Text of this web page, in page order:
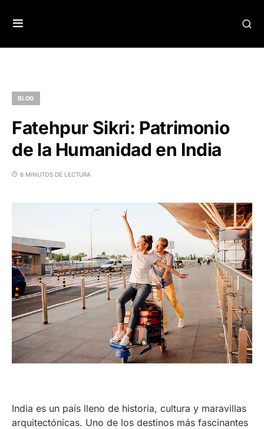
BLOG
Fatehpur Sikri: Patrimonio
de la Humanidad en India
6 MINUTOS DE LECTURA
India es un país lleno de historia, cultura y maravillas
arquitectónicas. Uno de los destinos más fascinantes